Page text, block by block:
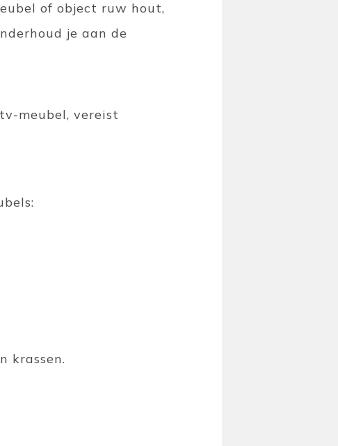
of object ruw hout,
je aan de
meubel, vereist
krassen.